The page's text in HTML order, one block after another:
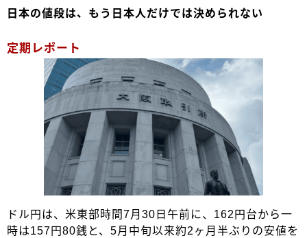
日本の値段は、もう日本人だけでは決められない
定期レポート
ドル円は、米東部時間7月30日午前に、162円台から一
時は157円80銭と、5月中旬以来約2ヶ月半ぶりの安値を